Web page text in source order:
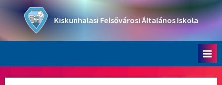
content
Kiskunhalasi Felsővárosi Általános Iskola